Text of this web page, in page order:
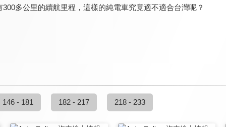
多公里的續航里程，這樣的純電車究竟適不適合台灣呢？
146 - 181 182 - 217 218 - 233